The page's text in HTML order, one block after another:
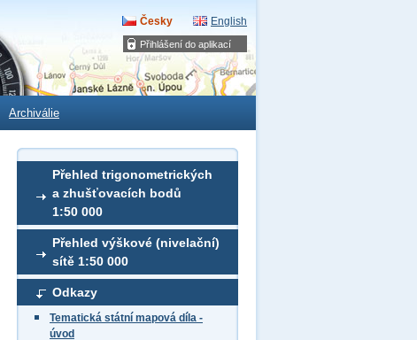
Přihlášení do aplikací
Česky English
Archiválie
Přehled trigonometrických
a zhušťovacích bodů
1:50 000
Přehled výškové (nivelační)
sítě 1:50 000
Odkazy
Tematická státní mapová díla -
úvod